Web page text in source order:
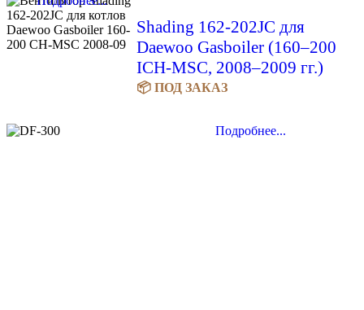
Shading 162-202JC для
Daewoo Gasboiler (160–200
ICH-MSC, 2008–2009 гг.)
📦 ПОД ЗАКАЗ
Подробнее...